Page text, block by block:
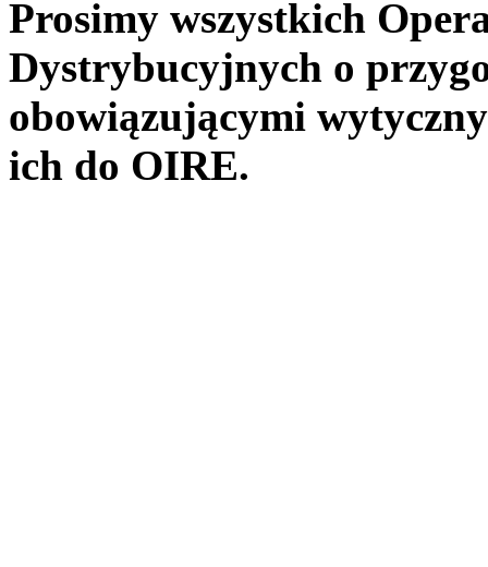
Prosimy wszystkich
Dystrybucyjnych o
obowiązującymi
ich do OIRE.